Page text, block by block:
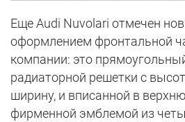
Еще Audi Nuvolari отмечен
оформлением фронтальной
компании: это
радиаторной решетки с
ширину, и вписанной в
фирменной эмблемой из